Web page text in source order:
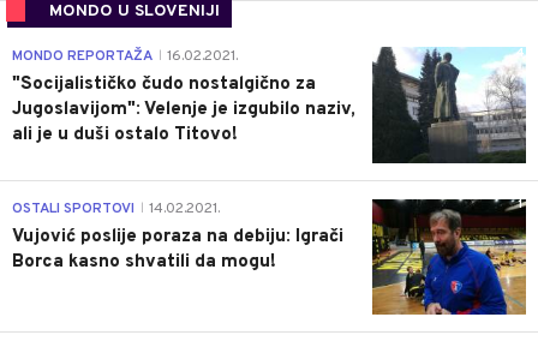
MONDO U SLOVENIJI
4
MONDO REPORTAŽA 16.02.2021.
"Socijalističko čudo nostalgično za
Jugoslavijom": Velenje je izgubilo naziv,
ali je u duši ostalo Titovo!
1
OSTALI SPORTOVI 14.02.2021.
Vujović poslije poraza na debiju: Igrači
Borca kasno shvatili da mogu!